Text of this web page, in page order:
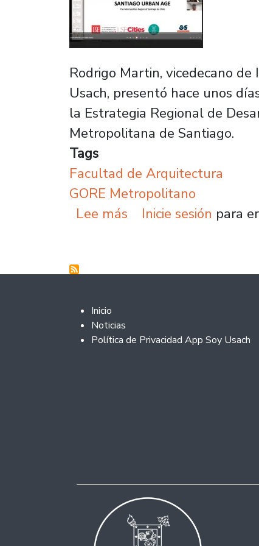
Rodrigo Martin, vicedecano
Usach, presentó hace unos
la Estrategia Regional de
Metropolitana de Santiago.
Tags
Facultad de Arquitectura
GORE Metropolitano
Lee más sobre Arquitectura
Inicie sesión para
Footer 2
Inicio
Noticias
Política de Privacidad App Soy Usach